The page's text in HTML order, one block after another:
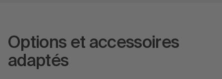
Options et accessoires
adaptés